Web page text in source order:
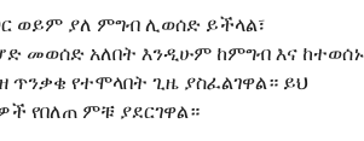
ወይም ያለ ምግብ ሊወሰድ ይችላል፣
መወሰድ አለበት እንዲሁም ከምግብ እና ከተወሰኑ
የተሞላበት ጊዜ ያስፈልገዋል። ይህ
የበለጠ ምቹ ያደርገዋል።